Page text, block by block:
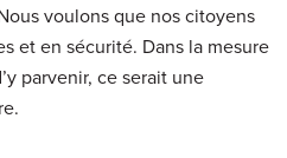
voulons que nos citoyens
et en sécurité. Dans la mesure
parvenir, ce serait une